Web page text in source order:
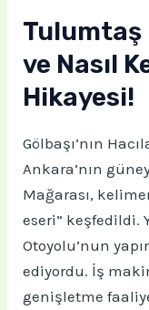
Tulumtaş
ve Nasıl
Hikayesi!
Gölbaşı’nın
Ankara’nın
Mağarası,
eseri” keşfedildi.
Otoyolu’nun
ediyordu. İş
genişletme